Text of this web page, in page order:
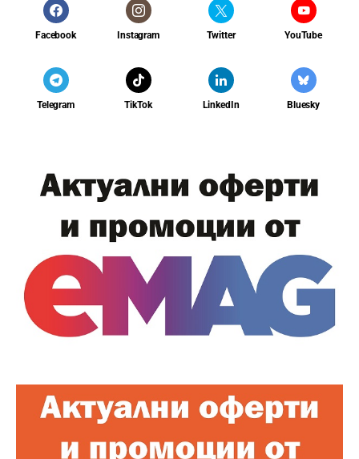
Facebook Instagram Twitter YouTube
Telegram TikTok LinkedIn Bluesky